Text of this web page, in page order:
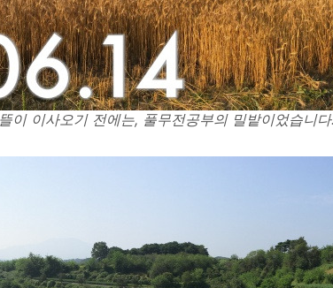
이 이사오기 전에는, 풀무전공부의 밀밭이었습니다.